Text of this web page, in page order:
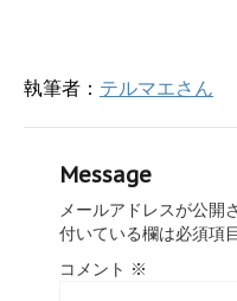
執筆者： テルマエさん
Message
メールアドレスが公開
付いている欄は必須項
コメント ※